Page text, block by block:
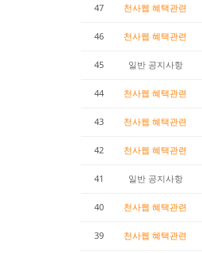
47 천사웹 혜택관련
46 천사웹 혜택관련
45 일반 공지사항
44 천사웹 혜택관련
43 천사웹 혜택관련
42 천사웹 혜택관련
41 일반 공지사항
40 천사웹 혜택관련
39 천사웹 혜택관련